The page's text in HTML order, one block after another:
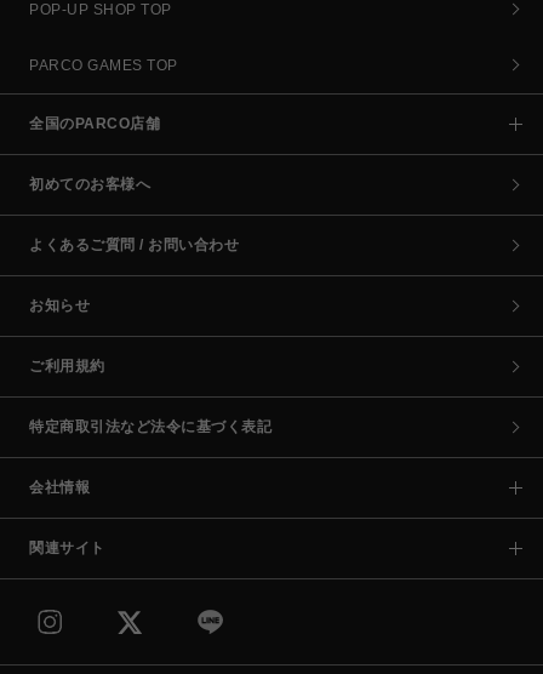
POP-UP SHOP TOP
PARCO GAMES TOP
全国のPARCO店舗
初めてのお客様へ
よくあるご質問 / お問い合わせ
お知らせ
ご利用規約
特定商取引法など法令に基づく表記
会社情報
関連サイト